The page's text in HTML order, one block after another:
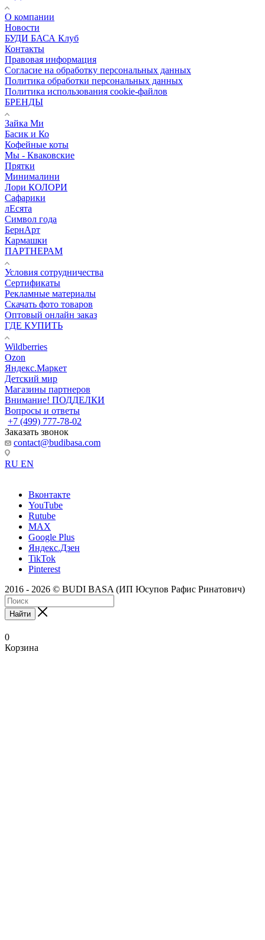
О компании
Новости
БУДИ БАСА Клуб
Контакты
Правовая информация
Согласие на обработку персональных данных
Политика обработки персональных данных
Политика использования cookie-файлов
БРЕНДЫ
Зайка Ми
Басик и Ко
Кофейные коты
Мы - Кваковские
Прятки
Минималини
Лори КОЛОРИ
Сафарики
лЕсята
Символ года
БернАрт
Кармашки
ПАРТНЕРАМ
Условия сотрудничества
Сертификаты
Рекламные материалы
Скачать фото товаров
Оптовый онлайн заказ
ГДЕ КУПИТЬ
Wildberries
Ozon
Яндекс.Маркет
Детский мир
Магазины партнеров
Внимание! ПОДДЕЛКИ
Вопросы и ответы
+7 (499) 777-78-02
Заказать звонок
contact@budibasa.com
RU EN
Вконтакте
YouTube
Rutube
MAX
Google Plus
Яндекс.Дзен
TikTok
Pinterest
2016 - 2026 © BUDI BASA (ИП Юсупов Рафис Ринатович)
Найти
0
Корзина